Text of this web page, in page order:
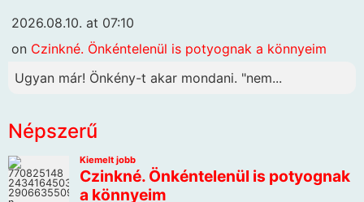
2026.08.10. at 07:10
on Czinkné. Önkéntelenül is potyognak a könnyeim
Ugyan már! Önkény-t akar mondani. "nem...
Népszerű